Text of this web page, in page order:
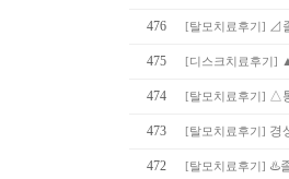
476 [탈모치료후기 ] ⊿
475 [디스크치료후기 ]
474 [탈모치료후기 ] △
473 [탈모치료후기 ] 경
472 [탈모치료후기 ] ♨️